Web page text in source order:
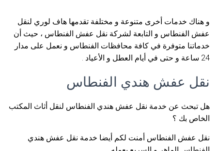
و هناك خدمات أخرى متنوعة و مختلفة تقدمها هاف لوري لنقل
عفش الفنطاس و التابعة لشركة نقل عفش الفنطاس ، حيث أن
خدماتنا متوفرة في كافة محافظات الفنطاس و نعمل على مدار
24 ساعة و حتى في أيام العطل و الأعياد .
نقل عفش هندي الفنطاس
هل تبحث عن خدمة نقل عفش هندي الفنطاس لنقل أثاث المكتب
الخاص بك ؟
نقل عفش الفنطاس أمنت لكم أيضا خدمة نقل عفش هندي